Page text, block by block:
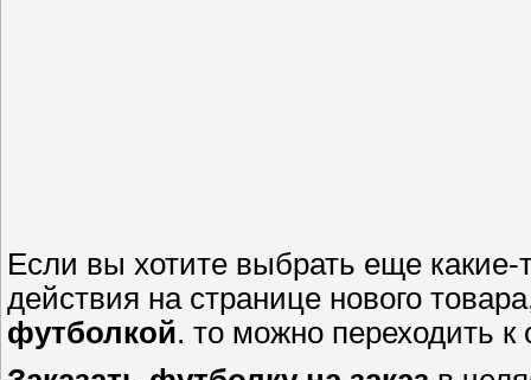
Если вы хотите выбрать еще
действия на странице нового
футболкой. то можно переходить